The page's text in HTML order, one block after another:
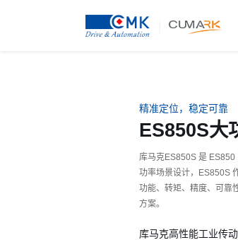
精准定位，稳定可靠
ES850S大
库马克ES850S 是 ES850
功率场景设计，ES850S
功能、转矩、精度、可靠
方案。
库马克高性能工业传